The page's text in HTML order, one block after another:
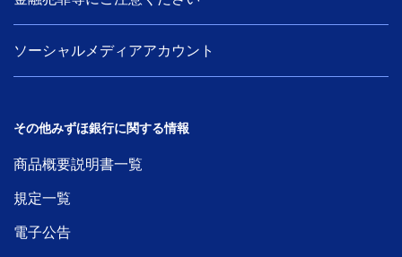
ソーシャルメディアアカウント
その他みずほ銀行に関する情報
商品概要説明書一覧
規定一覧
電子公告